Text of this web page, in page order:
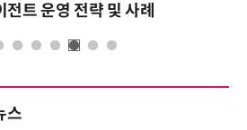
트 운영 전략 및 사례
스